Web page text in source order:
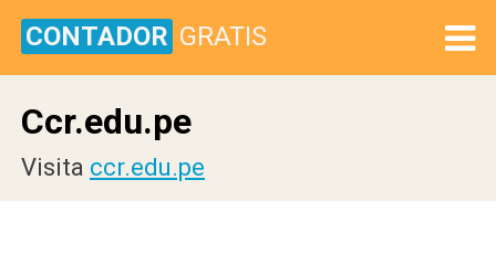
CONTADOR GRATIS
Ccr.edu.pe
Visita ccr.edu.pe